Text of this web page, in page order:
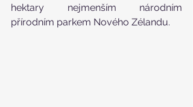
hektary nejmenším národním
přírodním parkem Nového Zélandu.